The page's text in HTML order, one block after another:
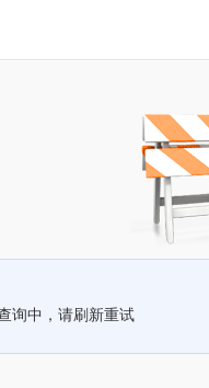
询中，请刷新重试